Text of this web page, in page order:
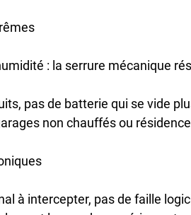
: la serrure mécanique
pas de batterie qui se vide
non chauffés ou
à intercepter, pas de faille